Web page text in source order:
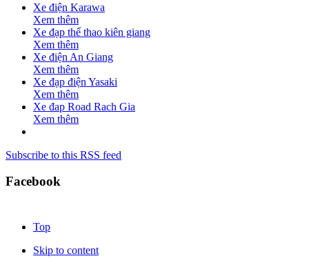
Xe điện Karawa
Xem thêm
Xe đạp thể thao kiên giang
Xem thêm
Xe điện An Giang
Xem thêm
Xe đạp điện Yasaki
Xem thêm
Xe đap Road Rach Gia
Xem thêm
Subscribe to this RSS feed
Facebook
Top
Skip to content